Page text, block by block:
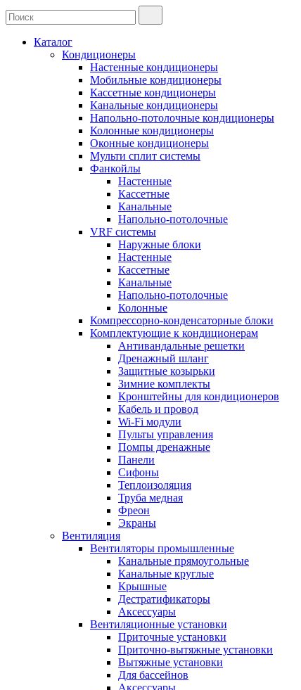
Каталог
Кондиционеры
Настенные кондиционеры
Мобильные кондиционеры
Кассетные кондиционеры
Канальные кондиционеры
Напольно-потолочные кондиционеры
Колонные кондиционеры
Оконные кондиционеры
Мульти сплит системы
Фанкойлы
Настенные
Кассетные
Канальные
Напольно-потолочные
VRF системы
Наружные блоки
Настенные
Кассетные
Канальные
Напольно-потолочные
Колонные
Компрессорно-конденсаторные блоки
Комплектующие к кондиционерам
Антивандальные решетки
Дренажный шланг
Защитные козырьки
Зимние комплекты
Кронштейны для кондиционеров
Кабель и провод
Wi-Fi модули
Пульты управления
Помпы дренажные
Панели
Сифоны
Теплоизоляция
Труба медная
Фреон
Экраны
Вентиляция
Вентиляторы промышленные
Канальные прямоугольные
Канальные круглые
Крышные
Дестратификаторы
Аксессуары
Вентиляционные установки
Приточные установки
Приточно-вытяжные установки
Вытяжные установки
Для бассейнов
Аксессуары